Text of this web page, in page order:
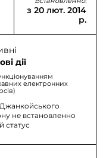
з 20 лют. 2014
р.
дії
електронних
не встановленно
статус